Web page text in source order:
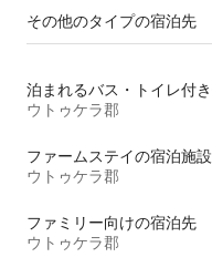
その他のタ⁠イ⁠プ⁠の宿⁠泊⁠先
ウトゥケラ郡
ファームステイの宿泊施設
ウトゥケラ郡
ファミリー向けの宿泊先
ウトゥケラ郡